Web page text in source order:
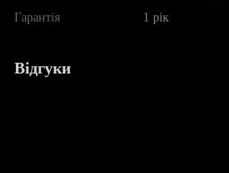
Гарантія
1 рік
Відгуки